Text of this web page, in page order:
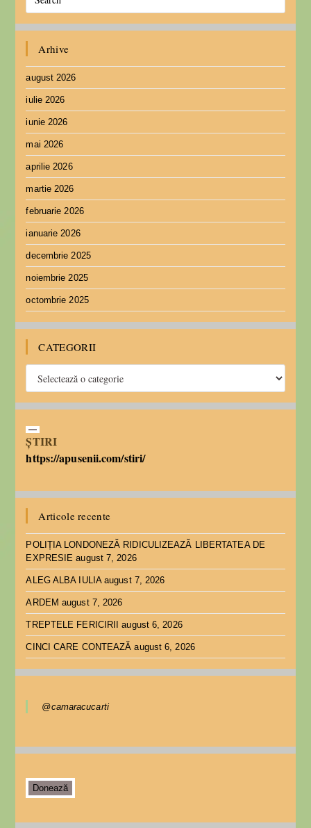
Arhive
august 2026
iulie 2026
iunie 2026
mai 2026
aprilie 2026
martie 2026
februarie 2026
ianuarie 2026
decembrie 2025
noiembrie 2025
octombrie 2025
CATEGORII
ȘTIRI
https://apusenii.com/stiri/
Articole recente
POLIȚIA LONDONEZĂ RIDICULIZEAZĂ LIBERTATEA DE
EXPRESIE august 7, 2026
ALEG ALBA IULIA august 7, 2026
ARDEM august 7, 2026
TREPTELE FERICIRII august 6, 2026
CINCI CARE CONTEAZĂ august 6, 2026
@camaracucarti
Donează